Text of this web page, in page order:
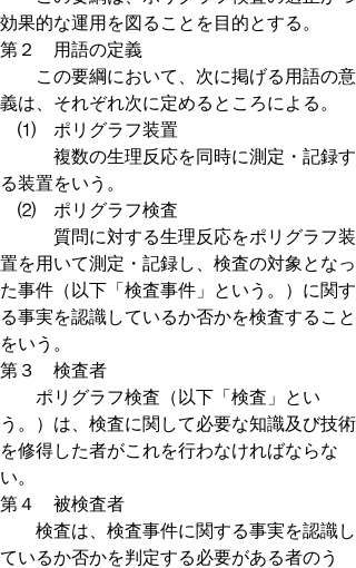
効果的な運用を図ることを目的とする。
第２ 用語の定義
この要綱において、次に掲げる用語の意
義は、それぞれ次に定めるところによる。
⑴ ポリグラフ装置
複数の生理反応を同時に測定・記録す
る装置をいう。
⑵ ポリグラフ検査
質問に対する生理反応をポリグラフ装
置を用いて測定・記録し、検査の対象となっ
た事件（以下「検査事件」という。）に関す
る事実を認識しているか否かを検査すること
をいう。
第３ 検査者
ポリグラフ検査（以下「検査」とい
う。）は、検査に関して必要な知識及び技術
を修得した者がこれを行わなければならな
い。
第４ 被検査者
検査は、検査事件に関する事実を認識し
ているか否かを判定する必要がある者のう